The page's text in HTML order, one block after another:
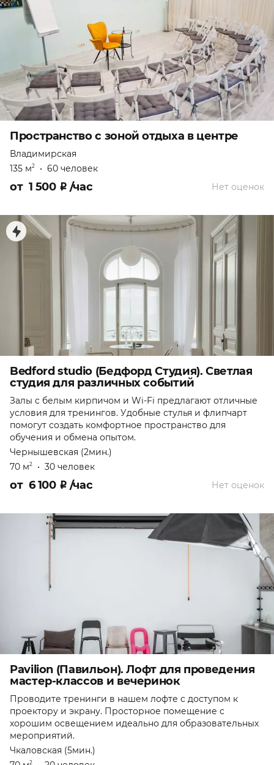
Пространство с зоной отдыха в центре
Владимирская
135 м2 • 60 человек
Нет оценок
от 1 500 ₽ /час
Bedford studio (Бедфорд Студия). Светлая
студия для различных событий
Залы c белым кирпичом и Wi-Fi предлагают отличные
условия для тренингов. Удобные стулья и флипчарт
помогут создать комфортное пространство для
обучения и обмена опытом.
Чернышевская (2мин.)
70 м2 • 30 человек
Нет оценок
от 6 100 ₽ /час
Pavilion (Павильон). Лофт для проведения
мастер-классов и вечеринок
Проводите тренинги в нашем лофте с доступом к
проектору и экрану. Просторное помещение с
хорошим освещением идеально для образовательных
мероприятий.
Чкаловская (5мин.)
2